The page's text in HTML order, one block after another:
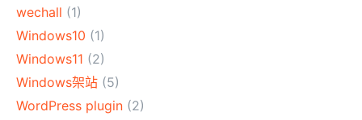
wechall (1)
Windows10 (1)
Windows11 (2)
Windows架站 (5)
WordPress plugin (2)